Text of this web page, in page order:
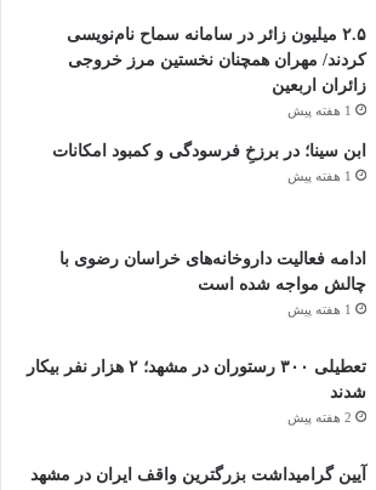
۲.۵ میلیون زائر در سامانه سماح نام‌نویسی
کردند/ مهران همچنان نخستین مرز خروجی
زائران اربعین
1 هفته پیش
ابن سینا؛ در برزخِ فرسودگی و کمبود امکانات
1 هفته پیش
ادامه فعالیت داروخانه‌های خراسان رضوی با
چالش مواجه شده است
1 هفته پیش
تعطیلی ۳۰۰ رستوران در مشهد؛ ۲ هزار نفر بیکار
شدند
2 هفته پیش
آیین گرامیداشت بزرگترین واقف ایران در مشهد